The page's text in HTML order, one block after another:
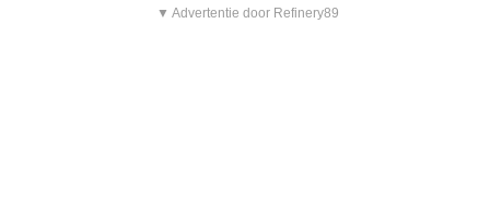
▼ Advertentie door Refinery89